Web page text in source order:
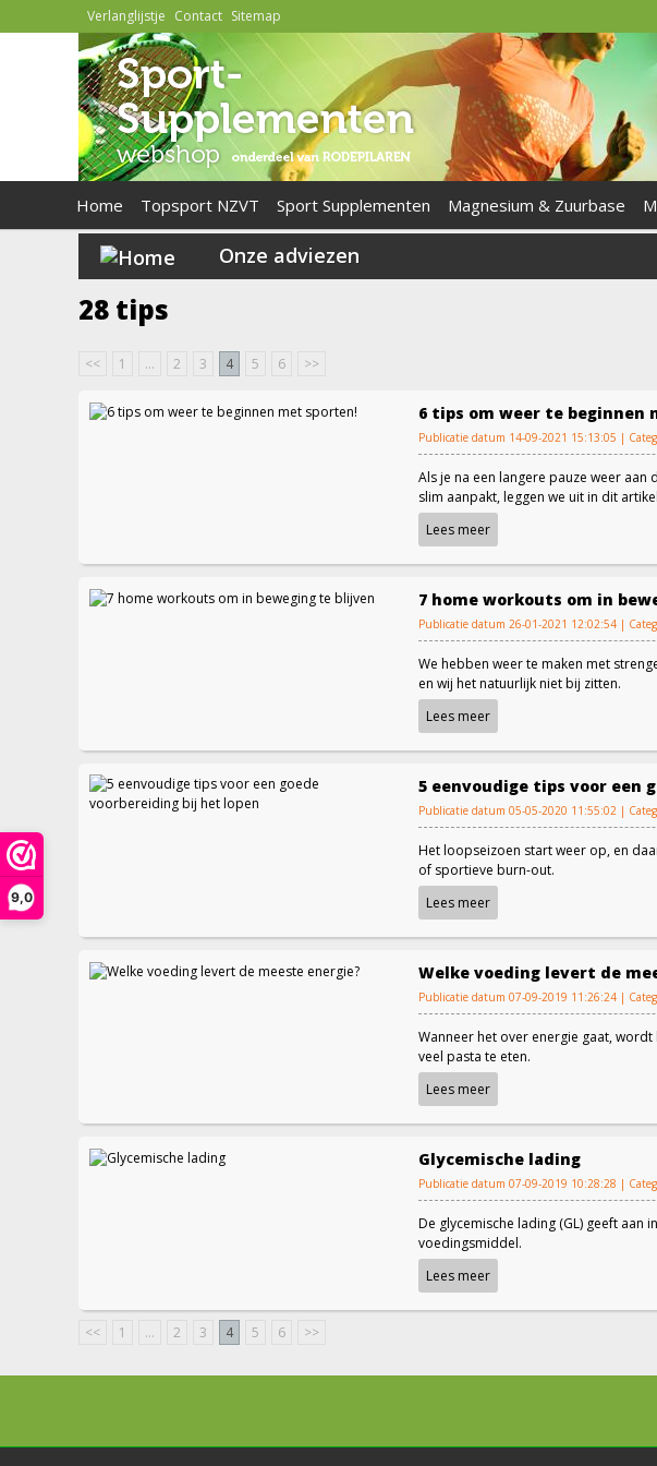
9,0
Verlanglijstje Contact Sitemap
Home Topsport NZVT Sport Supplementen Magnesium & Zuurbase
Onze adviezen
28 tips
<< 1 ... 2 3 4 5 6 >>
6 tips om weer te beginnen
Publicatie datum 14-09-2021 15:13:05 |
Als je na een langere pauze weer
slim aanpakt, leggen we uit in dit
Lees meer
7 home workouts om in
Publicatie datum 26-01-2021 12:02:54 |
We hebben weer te maken met
en wij het natuurlijk niet bij zitten.
Lees meer
5 eenvoudige tips voor een
Publicatie datum 05-05-2020 11:55:02 |
Het loopseizoen start weer op, en
of sportieve burn-out.
Lees meer
Welke voeding levert de
Publicatie datum 07-09-2019 11:26:24 |
Wanneer het over energie gaat,
veel pasta te eten.
Lees meer
Glycemische lading
Publicatie datum 07-09-2019 10:28:28 |
De glycemische lading (GL) geeft aan
voedingsmiddel.
Lees meer
<< 1 ... 2 3 4 5 6 >>